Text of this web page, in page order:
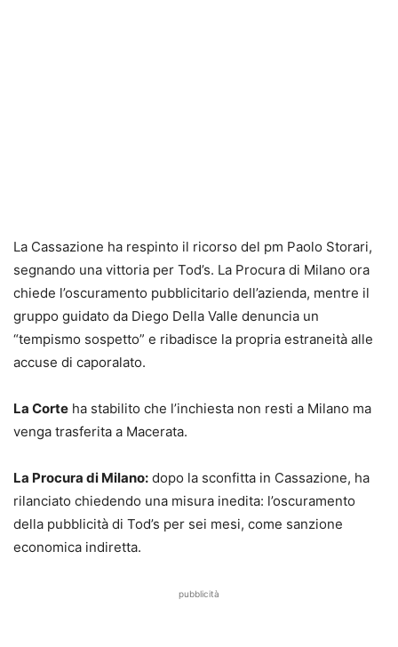
La Cassazione ha respinto il ricorso del pm Paolo Storari,
segnando una vittoria per Tod’s. La Procura di Milano ora
chiede l’oscuramento pubblicitario dell’azienda, mentre il
gruppo guidato da Diego Della Valle denuncia un
“tempismo sospetto” e ribadisce la propria estraneità alle
accuse di caporalato.
La Corte ha stabilito che l’inchiesta non resti a Milano ma
venga trasferita a Macerata.
La Procura di Milano: dopo la sconfitta in Cassazione, ha
rilanciato chiedendo una misura inedita: l’oscuramento
della pubblicità di Tod’s per sei mesi, come sanzione
economica indiretta.
pubblicità